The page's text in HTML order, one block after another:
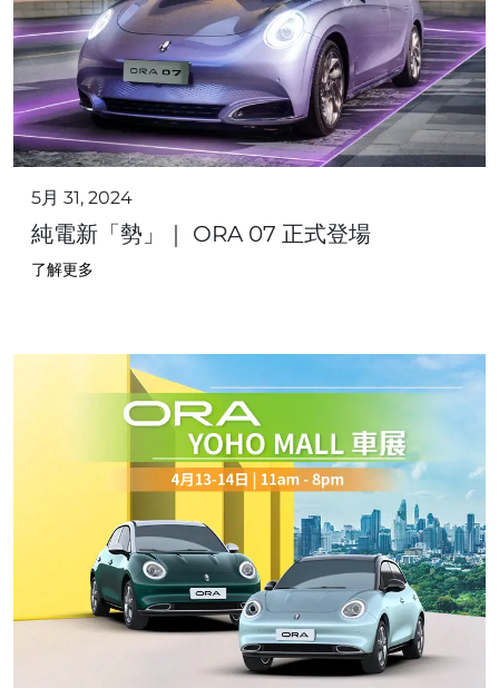
5月 31, 2024
純電新「勢」｜ ORA 07 正式登場
了解更多